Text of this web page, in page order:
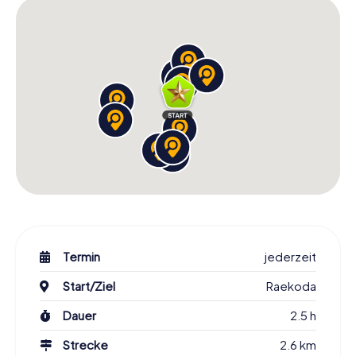
Tallinn und erlebt ein Abenteuer, das euch noch lange in
Termin
jederzeit
Start/Ziel
Raekoda
Dauer
2.5 h
Strecke
2.6 km